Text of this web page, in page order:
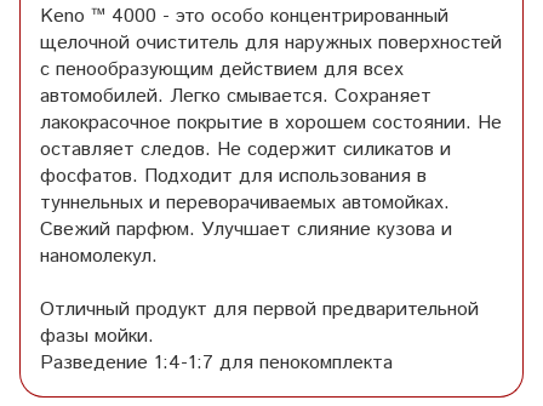
Keno ™ 4000 - это особо концентрированный
щелочной очиститель для наружных поверхностей
с пенообразующим действием для всех
автомобилей. Легко смывается. Сохраняет
лакокрасочное покрытие в хорошем состоянии. Не
оставляет следов. Не содержит силикатов и
фосфатов. Подходит для использования в
туннельных и переворачиваемых автомойках.
Свежий парфюм. Улучшает слияние кузова и
наномолекул.
Отличный продукт для первой предварительной
фазы мойки.
Разведение 1:4-1:7 для пенокомплекта